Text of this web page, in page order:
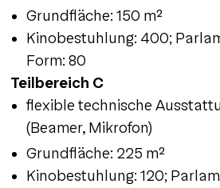
Grundfläche: 150 m²
Kinobestuhlung: 400;
Form: 80
Teilbereich C
flexible technische
(Beamer, Mikrofon)
Grundfläche: 225 m²
Kinobestuhlung: 120;